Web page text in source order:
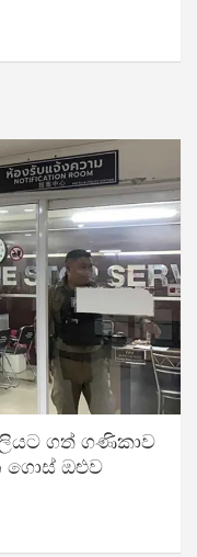
ගත් ගණිකාව
ගොස් ඔළුව